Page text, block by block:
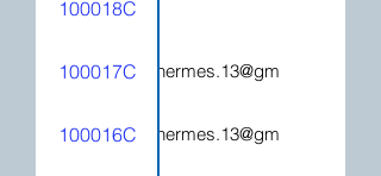
100018C
100017Checatehermes.13@gmail.com
100016Checatehermes.13@gmail.com